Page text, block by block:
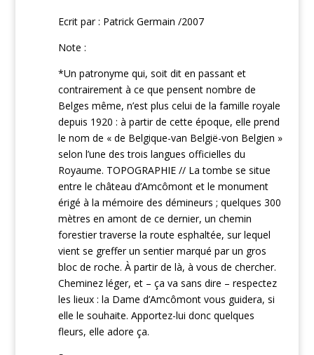
Ecrit par : Patrick Germain /2007
Note :
*Un patronyme qui, soit dit en passant et
contrairement à ce que pensent nombre de
Belges même, n’est plus celui de la famille royale
depuis 1920 : à partir de cette époque, elle prend
le nom de « de Belgique-van België-von Belgien »
selon l’une des trois langues officielles du
Royaume. TOPOGRAPHIE // La tombe se situe
entre le château d’Amcômont et le monument
érigé à la mémoire des démineurs ; quelques 300
mètres en amont de ce dernier, un chemin
forestier traverse la route esphaltée, sur lequel
vient se greffer un sentier marqué par un gros
bloc de roche. À partir de là, à vous de chercher.
Cheminez léger, et – ça va sans dire – respectez
les lieux : la Dame d’Amcômont vous guidera, si
elle le souhaite. Apportez-lui donc quelques
fleurs, elle adore ça.